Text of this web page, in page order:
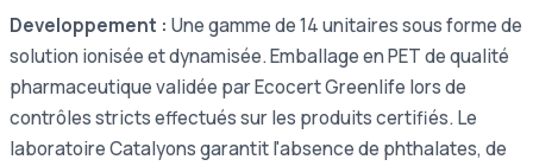
Developpement : Une gamme de 14 unitaires sous forme de
solution ionisée et dynamisée. Emballage en PET de qualité
pharmaceutique validée par Ecocert Greenlife lors de
contrôles stricts effectués sur les produits certifiés. Le
laboratoire Catalyons garantit l'absence de phthalates, de